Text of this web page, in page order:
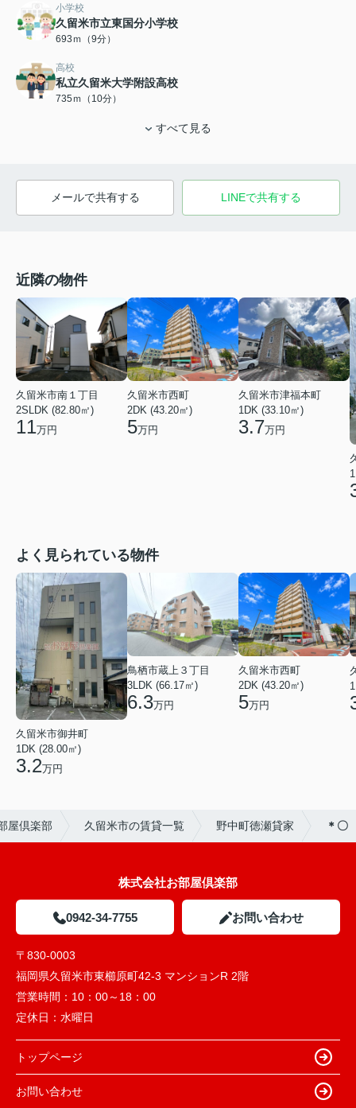
小学校
久留米市立東国分小学校
693ｍ（9分）
高校
私立久留米大学附設高校
735ｍ（10分）
すべて見る
メールで共有する LINEで共有する
近隣の物件
久留米市南１丁目
2SLDK (82.80㎡)
11万円
久留米市西町
2DK (43.20㎡)
5万円
久留米市津福本町
1DK (33.10㎡)
3.7万円
よく見られている物件
久留米市御井町
1DK (28.00㎡)
3.2万円
鳥栖市蔵上３丁目
3LDK (66.17㎡)
6.3万円
久留米市西町
2DK (43.20㎡)
5万円
屋倶楽部 久留米市の賃貸一覧 野中町徳瀬貸家 ＊〇
株式会社お部屋倶楽部
0942-34-7755 お問い合わせ
〒830-0003
福岡県久留米市東櫛原町42-3 マンションR 2階
営業時間： 10：00～18：00
定休日： 水曜日
トップページ
お問い合わせ